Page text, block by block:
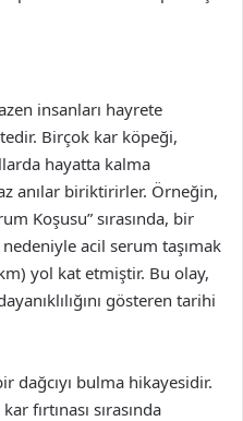
insanları hayrete
Birçok kar köpeği,
hayatta kalma
anılar biriktirirler. Örneğin,
Koşusu” sırasında, bir
acil serum taşımak
yol kat etmiştir. Bu olay,
gösteren tarihi
dağcıyı bulma hikayesidir.
fırtınası sırasında